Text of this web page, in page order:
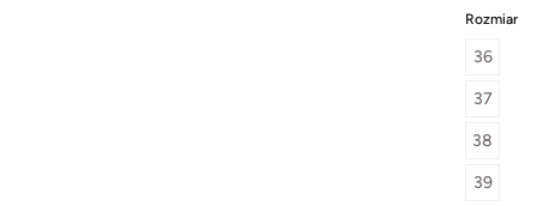
Rozmiar
36
37
38
39